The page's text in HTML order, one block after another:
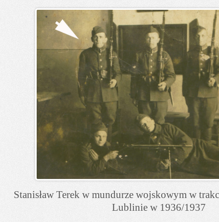
Stanisław Terek w mundurze wojskowym w
Lublinie w 1936/1937